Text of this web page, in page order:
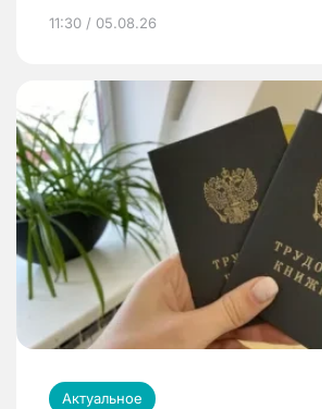
11:30 / 05.08.26
Актуальное